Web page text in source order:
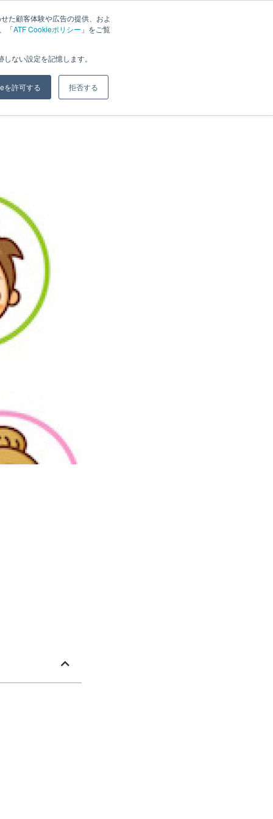
た顧客体験や広告の提供、およ
「ATF Cookieポリシー 」をご覧
ない設定を記憶します。
を許可する 拒否する
ブログ 会社概要